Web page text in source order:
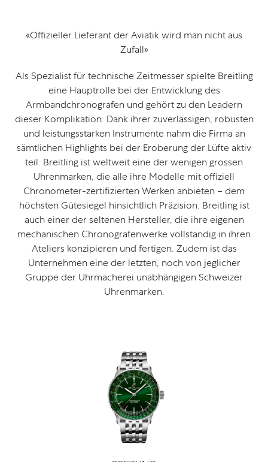
«Offizieller Lieferant der Aviatik wird man nicht aus
Zufall»
Als Spezialist für technische Zeitmesser spielte Breitling
eine Hauptrolle bei der Entwicklung des
Armbandchronografen und gehört zu den Leadern
dieser Komplikation. Dank ihrer zuverlässigen, robusten
und leistungsstarken Instrumente nahm die Firma an
sämtlichen Highlights bei der Eroberung der Lüfte aktiv
teil. Breitling ist weltweit eine der wenigen grossen
Uhrenmarken, die alle ihre Modelle mit offiziell
Chronometer-zertifizierten Werken anbieten – dem
höchsten Gütesiegel hinsichtlich Präzision. Breitling ist
auch einer der seltenen Hersteller, die ihre eigenen
mechanischen Chronografenwerke vollständig in ihren
Ateliers konzipieren und fertigen. Zudem ist das
Unternehmen eine der letzten, noch von jeglicher
Gruppe der Uhrmacherei unabhängigen Schweizer
Uhrenmarken.